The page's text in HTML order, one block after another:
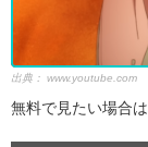
出典： www.youtube.com
無料で見たい場合